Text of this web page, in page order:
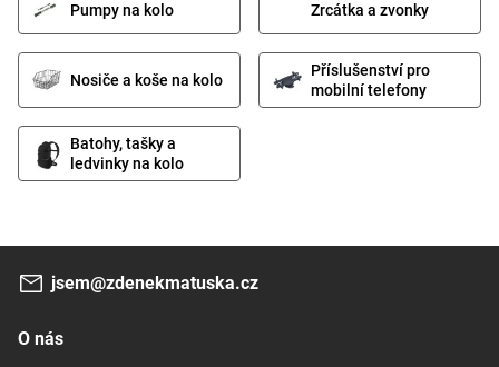
Pumpy na kolo Zrcátka a zvonky
Nosiče a koše na kolo
Příslušenství pro
mobilní telefony
Batohy, tašky a
ledvinky na kolo
jsem@zdenekmatuska.cz
O nás